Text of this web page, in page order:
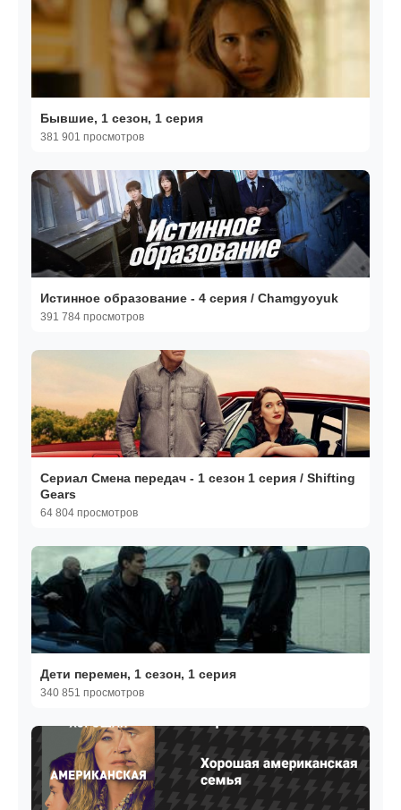
Бывшие, 1 сезон, 1 серия
381 901 просмотров
Истинное образование - 4 серия / Chamgyoyuk
391 784 просмотров
Сериал Смена передач - 1 сезон 1 серия / Shifting
Gears
64 804 просмотров
Дети перемен, 1 сезон, 1 серия
340 851 просмотров